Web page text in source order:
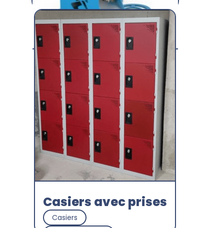
Station "Tout En Un"
Station d'entretien/gonflage
Acorus
Découvrir
Casiers avec prises
Casiers